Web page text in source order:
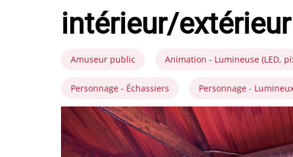
intérieur/extérieur
Amuseur public Animation - Lumineuse (LED,
Personnage - Échassiers Personnage -